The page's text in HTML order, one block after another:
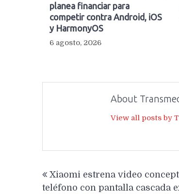
planea financiar para
competir contra Android, iOS
y HarmonyOS
6 agosto, 2026
About
View all posts by
de
Xiaomi estrena video
teléfono con pantalla cascada